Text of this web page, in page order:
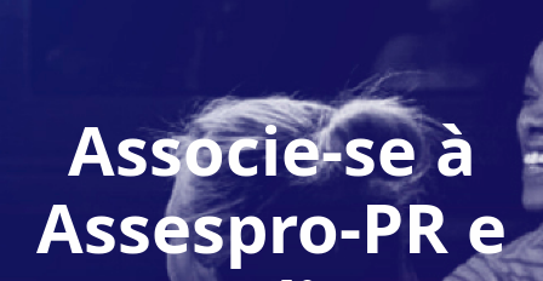
Associe-se à
Assespro-PR e